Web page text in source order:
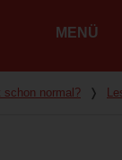
MENÜ
normal? ❭